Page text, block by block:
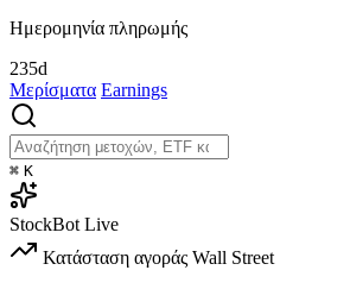
Ημερομηνία πληρωμής
235d
Μερίσματα Earnings
⌘ K
StockBot Live
Κατάσταση αγοράς Wall Street